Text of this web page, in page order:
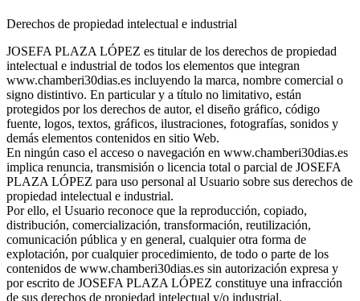
Derechos de propiedad intelectual e industrial
JOSEFA PLAZA LÓPEZ es titular de los derechos de propiedad
intelectual e industrial de todos los elementos que integran
www.chamberi30dias.es incluyendo la marca, nombre comercial o
signo distintivo. En particular y a título no limitativo, están
protegidos por los derechos de autor, el diseño gráfico, código
fuente, logos, textos, gráficos, ilustraciones, fotografías, sonidos y
demás elementos contenidos en sitio Web.
En ningún caso el acceso o navegación en www.chamberi30dias.es
implica renuncia, transmisión o licencia total o parcial de JOSEFA
PLAZA LÓPEZ para uso personal al Usuario sobre sus derechos de
propiedad intelectual e industrial.
Por ello, el Usuario reconoce que la reproducción, copiado,
distribución, comercialización, transformación, reutilización,
comunicación pública y en general, cualquier otra forma de
explotación, por cualquier procedimiento, de todo o parte de los
contenidos de www.chamberi30dias.es sin autorización expresa y
por escrito de JOSEFA PLAZA LÓPEZ constituye una infracción
de sus derechos de propiedad intelectual y/o industrial.